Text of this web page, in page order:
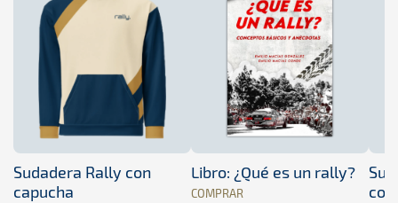
Sudadera Rally con
capucha
Libro: ¿Qué es un rally?
COMPRAR